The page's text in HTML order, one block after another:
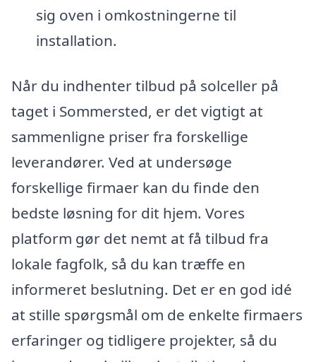
sig oven i omkostningerne til
installation.
Når du indhenter tilbud på solceller på
taget i Sommersted, er det vigtigt at
sammenligne priser fra forskellige
leverandører. Ved at undersøge
forskellige firmaer kan du finde den
bedste løsning for dit hjem. Vores
platform gør det nemt at få tilbud fra
lokale fagfolk, så du kan træffe en
informeret beslutning. Det er en god idé
at stille spørgsmål om de enkelte firmaers
erfaringer og tidligere projekter, så du